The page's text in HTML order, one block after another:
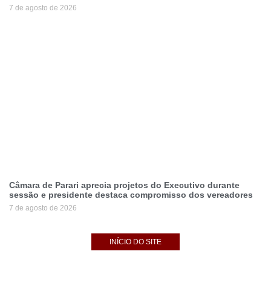
7 de agosto de 2026
Câmara de Parari aprecia projetos do Executivo durante
sessão e presidente destaca compromisso dos vereadores
7 de agosto de 2026
INÍCIO DO SITE